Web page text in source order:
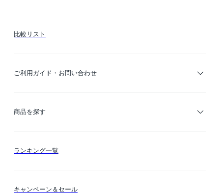
比較リスト
ご利用ガイド・お問い合わせ
ご利用ガイド
商品を探す
カテゴリー検索
ランキング一覧
キャンペーン＆セール